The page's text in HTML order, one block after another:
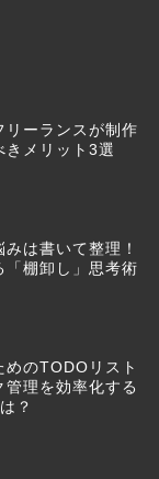
リーランスが制作
きメリット3選
は書いて整理！
「棚卸し」思考術
めのTODOリスト
理を効率化する
？